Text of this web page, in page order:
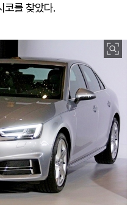
코를 찾았다.